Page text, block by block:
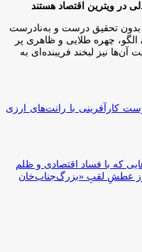
در ویترین اقتصاد هستند
بدون تحقیق درست و به‌نادرست
الگو، چهره طلایی و ظاهری پر
نیز لبخند فریبنده‌ای به
کارآفرینی با رانت‌های ارزی
که با فساد اقتصادی و ظلم
عطشِ لقبِ «بزرگ‌جناب‌خان